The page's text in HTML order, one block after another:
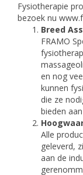
Fysiotherapie
bezoek nu
Breed
FRAMO
en nog
kunnen
die ze
bieden
Alle
geleverd,
aan de